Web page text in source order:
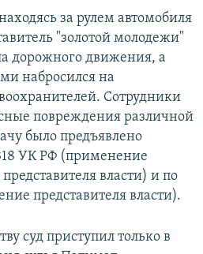
за рулем автомобиля
"золотой молодежи"
дорожного движения, а
набросился на
Сотрудники
повреждения различной
было предъявлено
УК РФ (применение
власти) и по
представителя власти).
суд приступил только в